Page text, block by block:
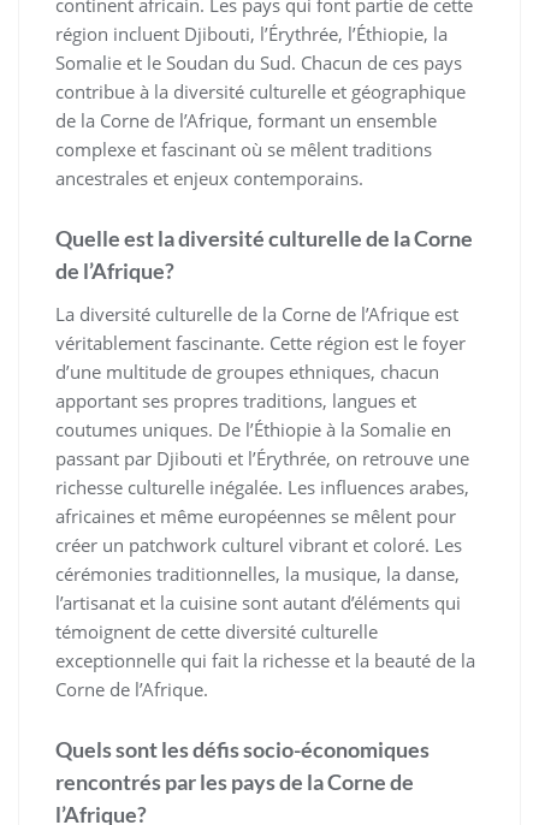
continent africain. Les pays qui font partie de cette
région incluent Djibouti, l’Érythrée, l’Éthiopie, la
Somalie et le Soudan du Sud. Chacun de ces pays
contribue à la diversité culturelle et géographique
de la Corne de l’Afrique, formant un ensemble
complexe et fascinant où se mêlent traditions
ancestrales et enjeux contemporains.
Quelle est la diversité culturelle de la Corne
de l’Afrique?
La diversité culturelle de la Corne de l’Afrique est
véritablement fascinante. Cette région est le foyer
d’une multitude de groupes ethniques, chacun
apportant ses propres traditions, langues et
coutumes uniques. De l’Éthiopie à la Somalie en
passant par Djibouti et l’Érythrée, on retrouve une
richesse culturelle inégalée. Les influences arabes,
africaines et même européennes se mêlent pour
créer un patchwork culturel vibrant et coloré. Les
cérémonies traditionnelles, la musique, la danse,
l’artisanat et la cuisine sont autant d’éléments qui
témoignent de cette diversité culturelle
exceptionnelle qui fait la richesse et la beauté de la
Corne de l’Afrique.
Quels sont les défis socio-économiques
rencontrés par les pays de la Corne de
l’Afrique?